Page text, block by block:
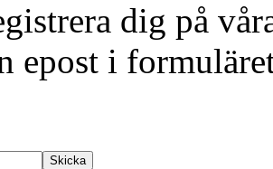
dig på
epost i